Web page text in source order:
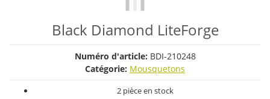
Black Diamond LiteForge
Numéro d'article: BDI-210248
Catégorie: Mousquetons
2 pièce en stock